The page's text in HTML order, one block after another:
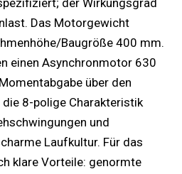
der Wirkungsgrad
Das Motorgewicht
Baugröße 400 mm.
einen Asynchronmotor 630
über den
8-polige Charakteristik
und
Laufkultur. Für das
klare Vorteile: genormte